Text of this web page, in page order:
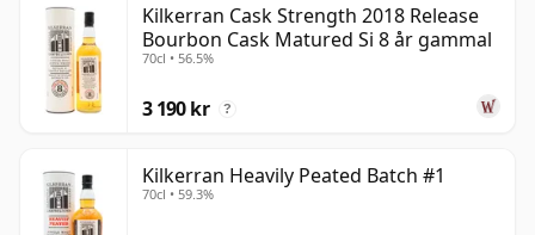
Kilkerran Cask Strength 2018 Release
Bourbon Cask Matured Si 8 år gammal
70cl • 56.5%
3 190 kr ?
Kilkerran Heavily Peated Batch #1
70cl • 59.3%